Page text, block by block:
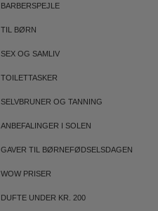
BARBERSPEJLE
TIL BØRN
SEX OG SAMLIV
TOILETTASKER
SELVBRUNER OG TANNING
ANBEFALINGER I SOLEN
GAVER TIL BØRNEFØDSELSDAGEN
WOW PRISER
DUFTE UNDER KR. 200